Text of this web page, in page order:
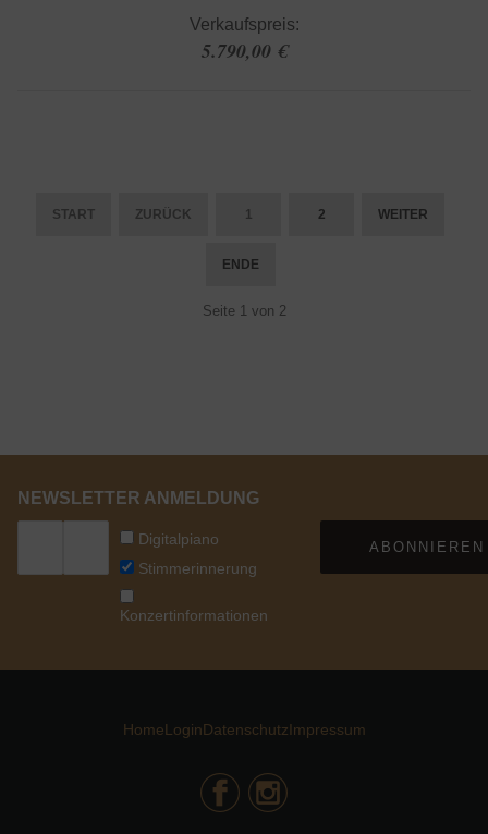
Verkaufspreis:
5.790,00 €
START ZURÜCK 1 2 WEITER
ENDE
Seite 1 von 2
NEWSLETTER ANMELDUNG
Digitalpiano
Stimmerinnerung
Konzertinformationen
ABONNIEREN
HomeLoginDatenschutzImpressum